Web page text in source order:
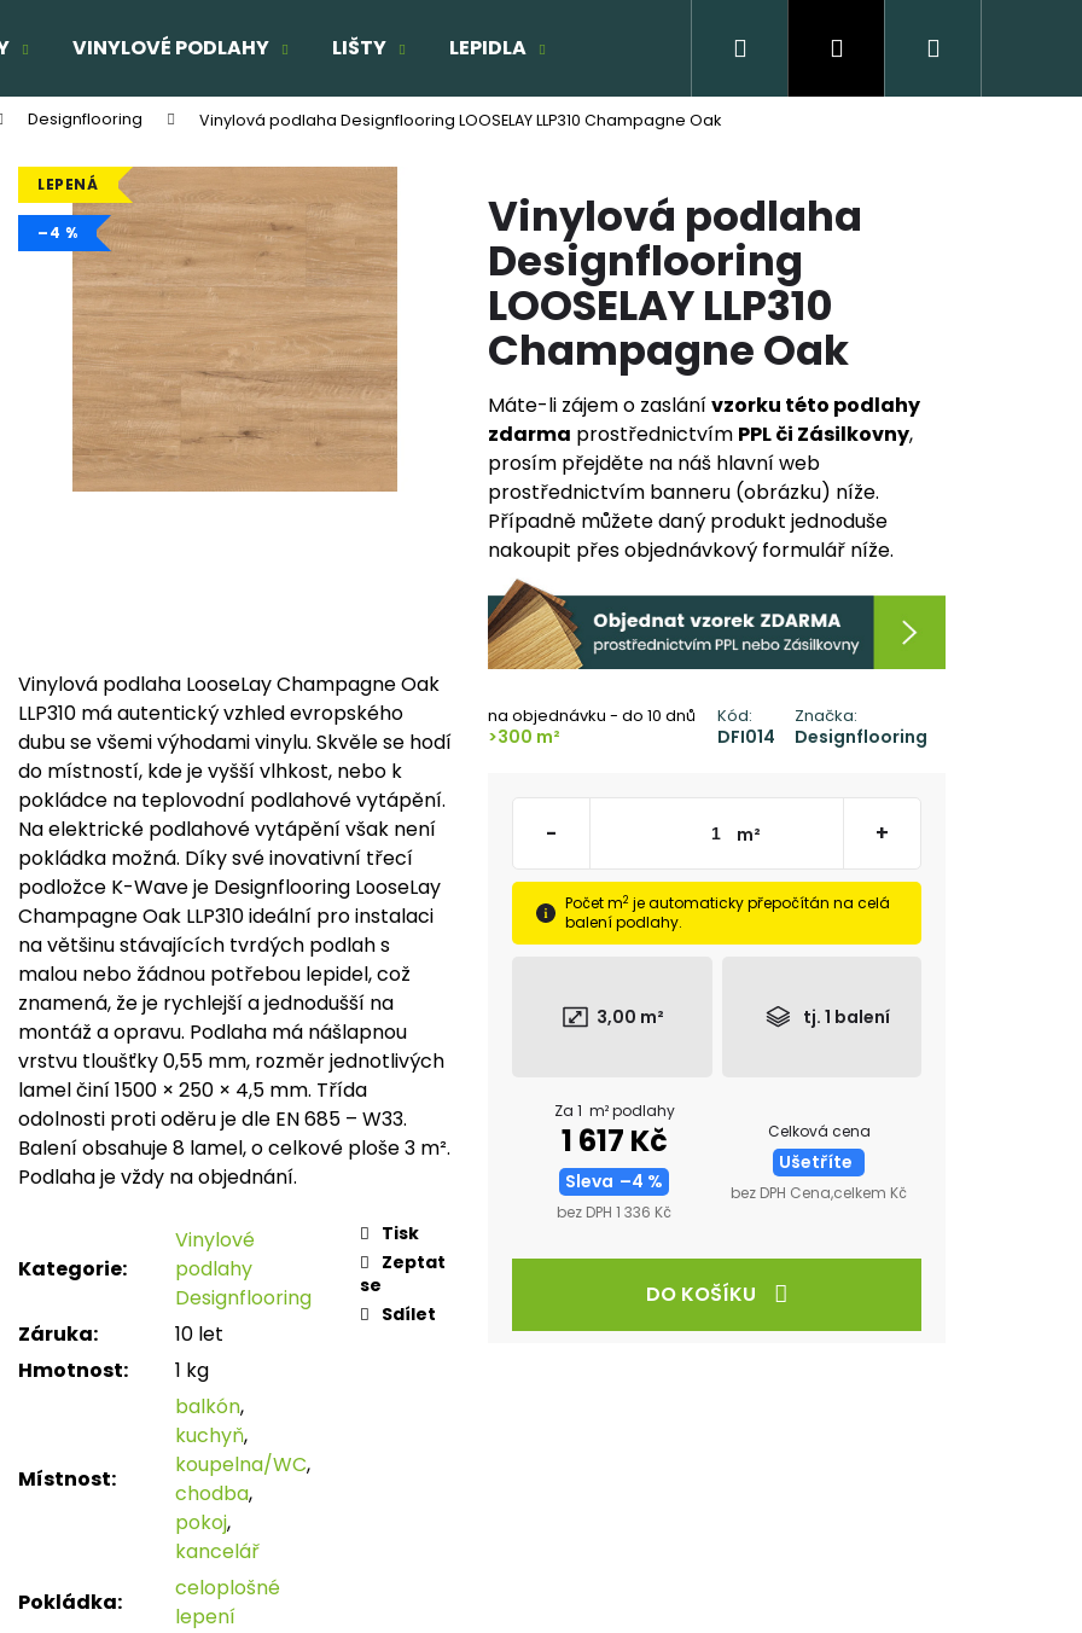
VINYLOVÉ PODLAHY LIŠTY LEPIDLA VZORKY ZDARMA Přihlášení
Designflooring Vinylová podlaha Designflooring LOOSELAY LLP310 Champagne Oak
Vinylová podlaha
Designflooring
LOOSELAY LLP310
Champagne Oak
Máte-li zájem o zaslánívzorku této podlahy
zdarma prostřednictvím PPL či Zásilkovny,
prosím přejděte na náš hlavní web
prostřednictvím banneru (obrázku) níže.
Případně můžete daný produkt jednoduše
nakoupit přes objednávkový formulář níže.
na objednávku - do 10 dnů
>300 m²
Kód:
DFI014
Značka:
Designflooring
- m² +
Počet m2 je automaticky přepočítán na celá
balení podlahy.
3,00 m² tj. 1 balení
Za 1 m² podlahy
1 617 Kč
Sleva –4 %
bez DPH 1 336 Kč
Celková cena
Ušetříte
bez DPH Cena,celkem Kč
DO KOŠÍKU
LEPENÁ
–4 %
Vinylová podlaha LooseLay Champagne Oak
LLP310 má autentický vzhled evropského
dubu se všemi výhodami vinylu. Skvěle se hodí
do místností, kde je vyšší vlhkost, nebo k
pokládce na teplovodní podlahové vytápění.
Na elektrické podlahové vytápění však není
pokládka možná. Díky své inovativní třecí
podložce K-Wave je Designflooring LooseLay
Champagne Oak LLP310 ideální pro instalaci
na většinu stávajících tvrdých podlah s
malou nebo žádnou potřebou lepidel, což
znamená, že je rychlejší a jednodušší na
montáž a opravu. Podlaha má nášlapnou
vrstvu tloušťky 0,55 mm, rozměr jednotlivých
lamel činí 1500 × 250 × 4,5 mm. Třída
odolnosti proti oděru je dle EN 685 – W33.
Balení obsahuje 8 lamel, o celkové ploše 3 m².
Podlaha je vždy na objednání.
Kategorie:
Vinylové
podlahy
Designflooring
Záruka:
10 let
Hmotnost: 1 kg
Místnost:
balkón,
kuchyň,
koupelna/WC,
chodba,
pokoj,
kancelář
Pokládka:
celoplošné
lepení
Tisk
Zeptat
se
Sdílet
Co potřebujete najít?
HLEDAT
Doporučujeme
TŘÍVRSTVÁ DŘEVĚNÁ PODLAHA DUB
ELEGANT CLICK 190
1 803 Kč
Původně:2 160 Kč
TŘÍVRSTVÁ DŘEVĚNÁ PODLAHA DUB
SUPERRUSTIC - CLICK
2 166 Kč
2 287 Kč